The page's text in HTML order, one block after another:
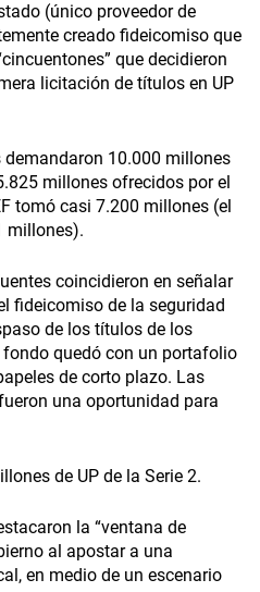
(único proveedor de
creado fideicomiso que
que decidieron
licitación de títulos en UP
demandaron 10.000 millones
millones ofrecidos por el
tomó casi 7.200 millones (el
millones).
coincidieron en señalar
fideicomiso de la seguridad
de los títulos de los
fondo quedó con un portafolio
de corto plazo. Las
una oportunidad para
de UP de la Serie 2.
la “ventana de
al apostar a una
en medio de un escenario